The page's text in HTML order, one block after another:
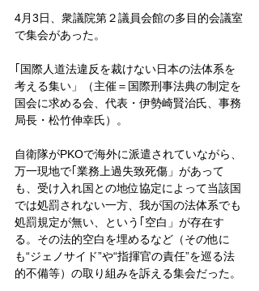
4月3日、衆議院第２議員会館の多目的会議室
で集会があった。
｢国際人道法違反を裁けない日本の法体系を
考える集い」（主催＝国際刑事法典の制定を
国会に求める会、代表・伊勢崎賢治氏、事務
局長・松竹伸幸氏）。
自衛隊がPKOで海外に派遣されていながら、
万一現地で｢業務上過失致死傷」があって
も、受け入れ国との地位協定によって当該国
では処罰されない一方、我が国の法体系でも
処罰規定が無い、という｢空白」が存在す
る。その法的空白を埋めるなど（その他に
も“ジェノサイド”や“指揮官の責任”を巡る法
的不備等）の取り組みを訴える集会だった。